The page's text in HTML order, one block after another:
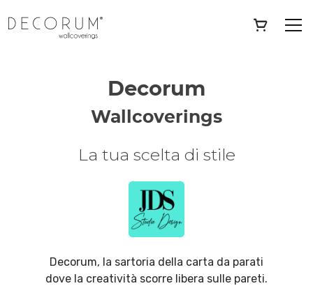
Decorum
Wallcoverings
La tua scelta di stile
Decorum, la sartoria della carta da parati
dove la creatività scorre libera sulle pareti.